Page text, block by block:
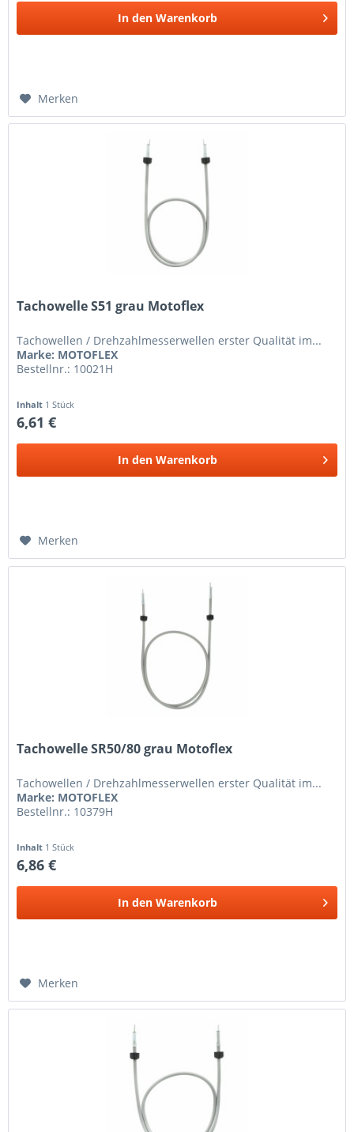
In den Warenkorb
Merken
Tachowelle S51 grau Motoflex
Tachowellen / Drehzahlmesserwellen erster Qualität im...
Marke: MOTOFLEX
Bestellnr.: 10021H
Inhalt 1 Stück
6,61 €
In den Warenkorb
Merken
Tachowelle SR50/80 grau Motoflex
Tachowellen / Drehzahlmesserwellen erster Qualität im...
Marke: MOTOFLEX
Bestellnr.: 10379H
Inhalt 1 Stück
6,86 €
In den Warenkorb
Merken